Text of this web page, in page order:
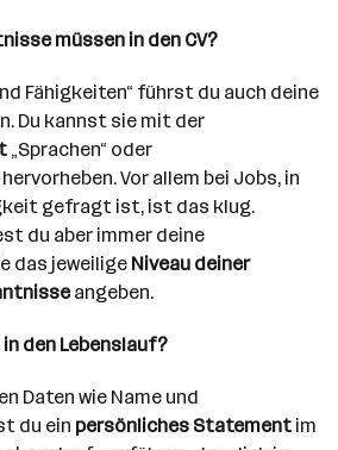
müssen in den CV?
Fähigkeiten“ führst du auch deine
Du kannst sie mit der
„Sprachen“ oder
Vor allem bei Jobs, in
gefragt ist, ist das klug.
du aber immer deine
das jeweilige Niveau deiner
angeben.
den Lebenslauf?
Daten wie Name und
du ein persönliches Statement im